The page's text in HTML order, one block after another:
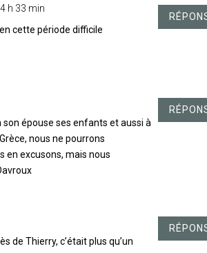
h 33 min
cette période difficile
épouse ses enfants et aussi à
nous ne pourrons
en excusons, mais nous
de Thierry, c’était plus qu’un